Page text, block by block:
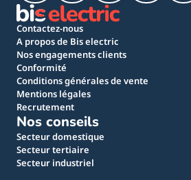
Contactez-nous
A propos de Bis electric
Nos engagements clients
Conformité
Conditions générales de vente
Mentions légales
Recrutement
Nos conseils
Secteur domestique
Secteur tertiaire
Secteur industriel